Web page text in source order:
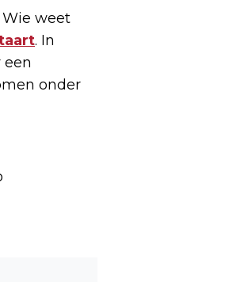
weet
. In
onder